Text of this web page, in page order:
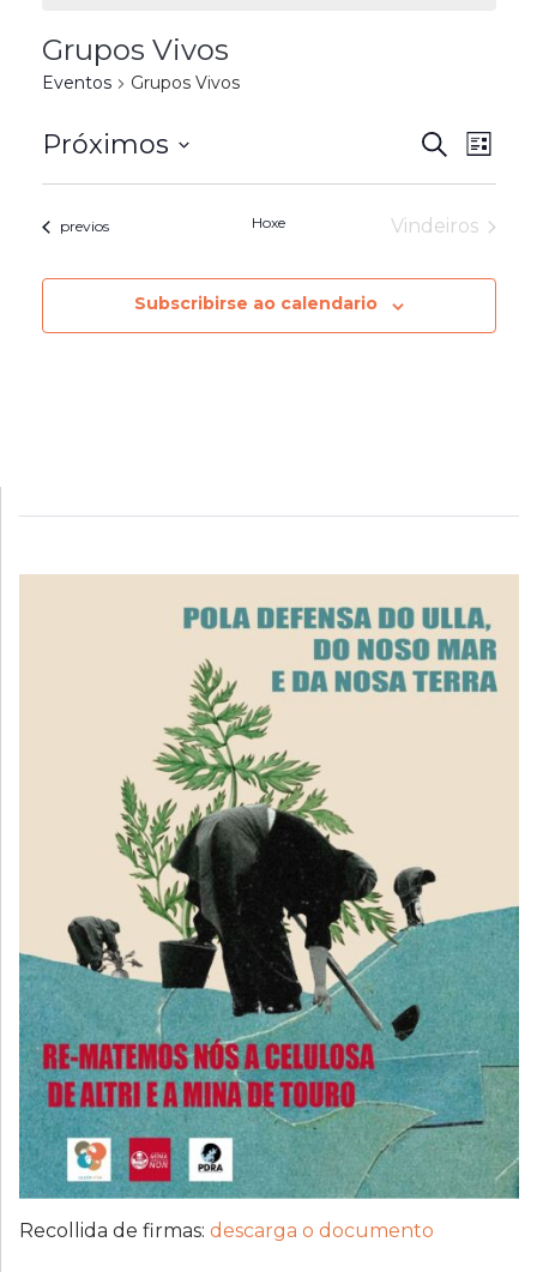
Grupos Vivos
Eventos Grupos Vivos
Search
and
Views
Search
Lista
Próximos
Eventos
previos Hoxe Vindeiros
Subscribirse ao calendario
Recollida de firmas: descarga o documento